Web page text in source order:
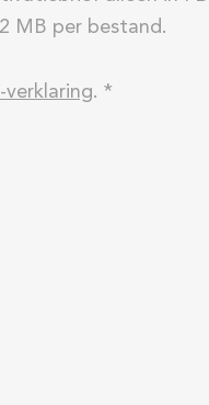
MB per bestand.
verklaring. *